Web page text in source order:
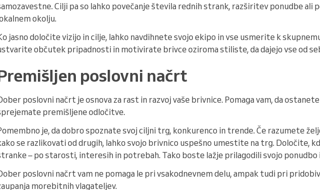
Cilji pa so lahko povečanje števila rednih strank, razširitev ponudbe ali
okolju.
jasno določite vizijo in cilje, lahko navdihnete svojo ekipo in vse usmerite k
občutek pripadnosti in motivirate brivce oziroma stiliste, da dajejo vse od
poslovni načrt
poslovni načrt je osnova za rast in razvoj vaše brivnice. Pomaga vam, da
premišljene odločitve.
je, da dobro spoznate svoj ciljni trg, konkurenco in trende. Če razumete
se razlikovati od drugih, lahko svojo brivnico uspešno umestite na trg. Določite,
– po starosti, interesih in potrebah. Tako boste lažje prilagodili svojo ponudbo
poslovni načrt vam ne pomaga le pri vsakodnevnem delu, ampak tudi pri
morebitnih vlagateljev.